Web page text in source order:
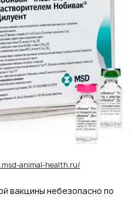
animal-health.ru/
вакцины небезопасно по